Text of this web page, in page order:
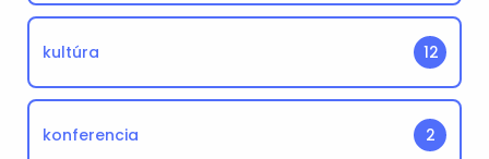
kultúra 12
konferencia 2